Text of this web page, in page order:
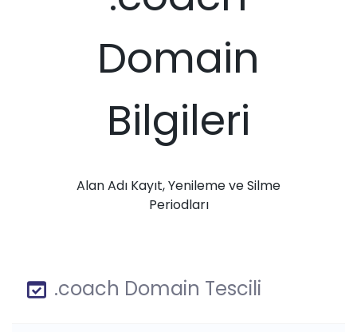
Domain
Bilgileri
Alan Adı Kayıt, Yenileme ve Silme
Periodları
.coach Domain Tescili